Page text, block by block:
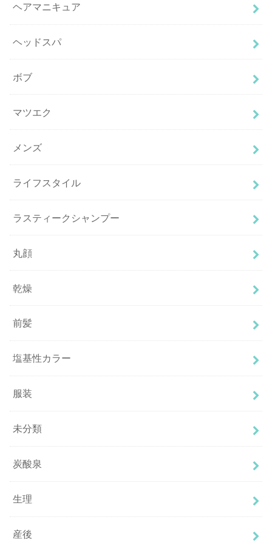
ヘアマニキュア
ヘッドスパ
ボブ
マツエク
メンズ
ライフスタイル
ラスティークシャンプー
丸顔
乾燥
前髪
塩基性カラー
服装
未分類
炭酸泉
生理
産後